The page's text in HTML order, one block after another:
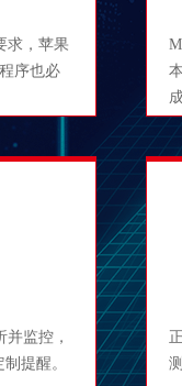
求，苹果
序也必
监控，
提醒。